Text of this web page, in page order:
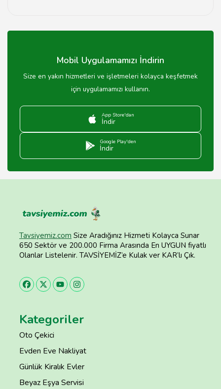
önünde bulundurmalısınız.
Mobil Uygulamamızı İndirin
Size en yakın hizmetleri ve işletmeleri kolayca keşfetmek
için uygulamamızı kullanın.
App Store'dan
İndir
Google Play'den
İndir
Tavsiyemiz.com Size Aradığınız Hizmeti Kolayca Sunar
650 Sektör ve 200.000 Firma Arasında En UYGUN fiyatlı
Olanlar Listelenir. TAVSİYEMİZ’e Kulak ver KAR’lı Çık.
Kategoriler
Oto Çekici
Evden Eve Nakliyat
Günlük Kiralık Evler
Beyaz Eşya Servisi